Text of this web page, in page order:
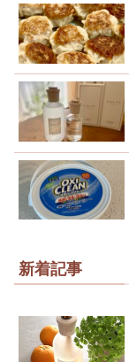
新着記事